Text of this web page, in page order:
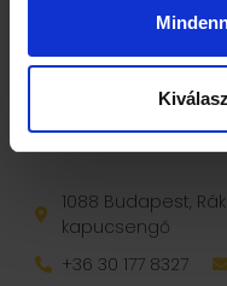
1088 Budapest,
kapucsengő
+36 30 177 8327